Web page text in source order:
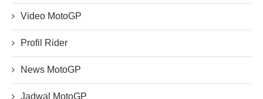
Video MotoGP
Profil Rider
News MotoGP
Jadwal MotoGP